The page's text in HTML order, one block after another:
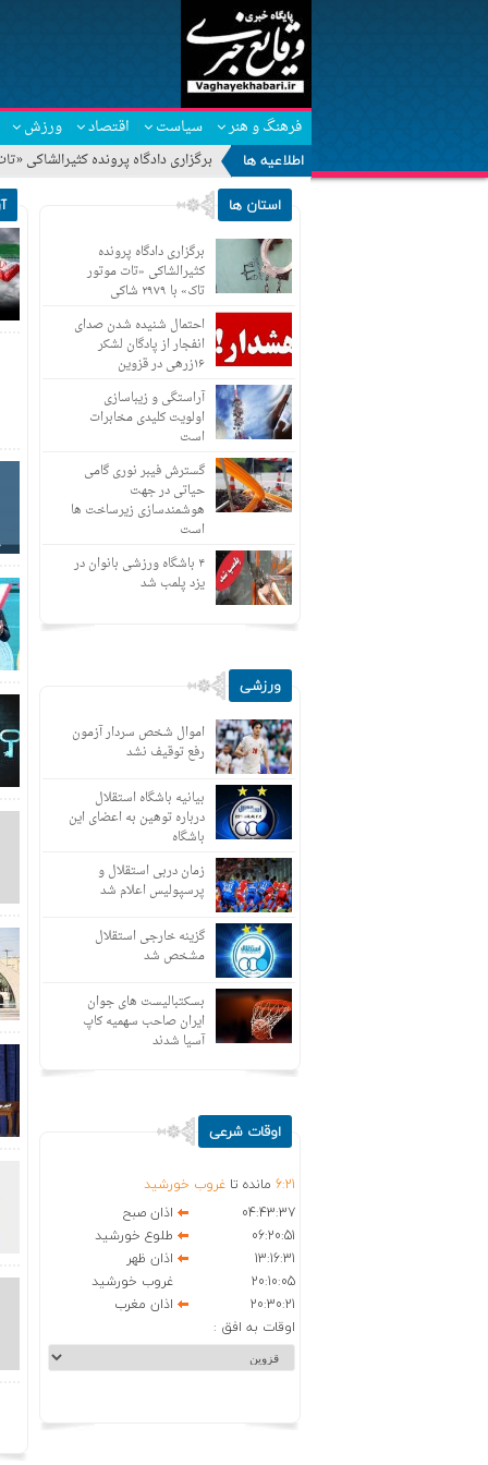
فرهنگ و هنر سیاست اقتصاد ورزش
اطلاعیه ها
برگزاری دادگاه پرونده کثیرالشاکی «تات
استان ها
برگزاری دادگاه پرونده
کثیرالشاکی «تات موتور
تاک» با ۲۹۷۹ شاکی
احتمال شنیده شدن صدای
انفجار از پادگان لشکر
۱۶زرهی در قزوین
آراستگی و زیباسازی
اولویت کلیدی مخابرات
است
گسترش فیبر نوری گامی
حیاتی در جهت
هوشمندسازی زیرساخت ها
است
۴ باشگاه ورزشی بانوان در
یزد پلمب شد
ورزشی
اموال شخص سردار آزمون
رفع توقیف نشد
بیانیه باشگاه استقلال
درباره توهین به اعضای این
باشگاه
زمان دربی استقلال و
پرسپولیس اعلام شد
گزینه خارجی استقلال
مشخص شد
بسکتبالیست های جوان
ایران صاحب سهمیه کاپ
آسیا شدند
اوقات شرعی
6:21 مانده تا غروب خورشید
04:43:37
اذان صبح
06:20:51
طلوع خورشید
13:16:31
اذان ظهر
20:10:05
غروب خورشید
20:30:21
اذان مغرب
اوقات به افق :